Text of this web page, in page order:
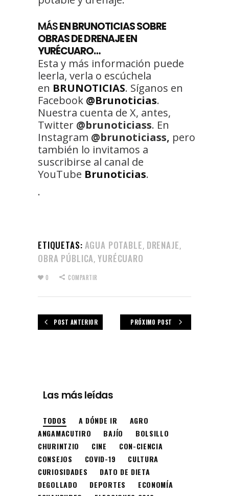
MÁSEN BRUNOTICIAS SOBRE
OBRAS DE DRENAJE EN
YURÉCUARO…
Esta y más información puede
leerla, verla o escúchela
en BRUNOTICIAS. Síganos en
Facebook @Brunoticias.
Nuestra cuenta de X, antes,
Twitter @brunoticiass. En
Instagram @brunoticiass, pero
también lo invitamos a
suscribirse al canal de
YouTube Brunoticias.
.
ETIQUETAS: AGUA POTABLE, DRENAJE,
OBRA PÚBLICA, YURÉCUARO
0 COMPARTIR
POST ANTERIOR PRÓXIMO POST
Las más leídas
TODOS A DÓNDE IR
AGRO
ANGAMACUTIRO
BAJÍO
BOLSILLO
CHURINTZIO
CINE
CON-CIENCIA
CONSEJOS
COVID-19
CULTURA
CURIOSIDADES
DATO DE DIETA
DEGOLLADO
DEPORTES
ECONOMÍA